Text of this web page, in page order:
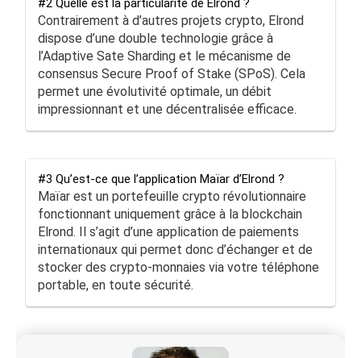
#2 Quelle est la particularité de Elrond ?
Contrairement à d’autres projets crypto, Elrond
dispose d’une double technologie grâce à
l’Adaptive Sate Sharding et le mécanisme de
consensus Secure Proof of Stake (SPoS). Cela
permet une évolutivité optimale, un débit
impressionnant et une décentralisée efficace.
#3 Qu’est-ce que l’application Maïar d’Elrond ?
Maïar est un portefeuille crypto révolutionnaire
fonctionnant uniquement grâce à la blockchain
Elrond. Il s’agit d’une application de paiements
internationaux qui permet donc d’échanger et de
stocker des crypto-monnaies via votre téléphone
portable, en toute sécurité.